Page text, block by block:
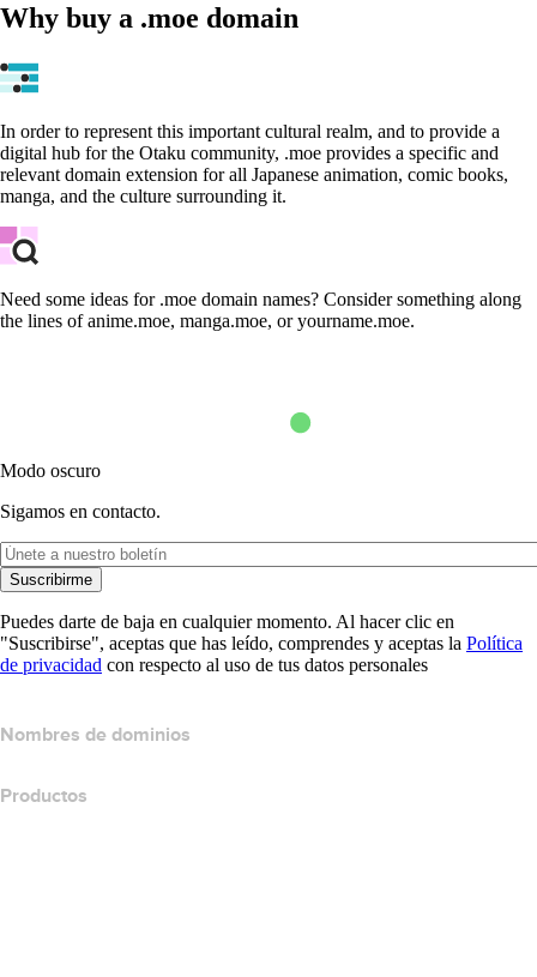
Why buy a .moe domain
In order to represent this important cultural realm, and to provide a
digital hub for the Otaku community, .moe provides a specific and
relevant domain extension for all Japanese animation, comic books,
manga, and the culture surrounding it.
Need some ideas for .moe domain names? Consider something along
the lines of anime.moe, manga.moe, or yourname.moe.
Modo oscuro
Sigamos en contacto.
Suscribirme
Puedes darte de baja en cualquier momento. Al hacer clic en
"Suscribirse", aceptas que has leído, comprendes y aceptas la Política
de privacidad con respecto al uso de tus datos personales
Nombres de dominios
Productos